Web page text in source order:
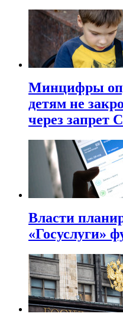
Минцифры
детям не
через запрет
Власти
«Госуслуги»